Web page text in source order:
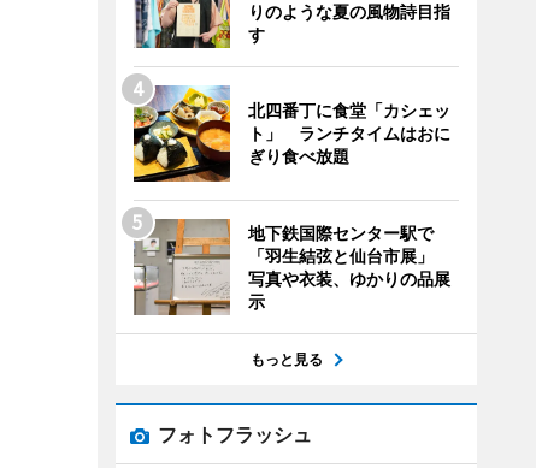
りのような夏の風物詩目指
す
北四番丁に食堂「カシェッ
ト」 ランチタイムはおに
ぎり食べ放題
地下鉄国際センター駅で
「羽生結弦と仙台市展」
写真や衣装、ゆかりの品展
示
もっと見る
フォトフラッシュ